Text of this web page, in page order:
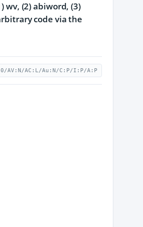
(2) abiword, (3)
code via the
AV:N/AC:L/Au:N/C:P/I:P/A:P